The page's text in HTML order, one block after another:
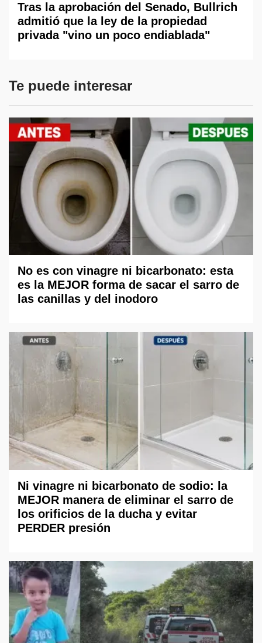
Tras la aprobación del Senado, Bullrich
admitió que la ley de la propiedad
privada "vino un poco endiablada"
Te puede interesar
No es con vinagre ni bicarbonato: esta
es la MEJOR forma de sacar el sarro de
las canillas y del inodoro
Ni vinagre ni bicarbonato de sodio: la
MEJOR manera de eliminar el sarro de
los orificios de la ducha y evitar
PERDER presión